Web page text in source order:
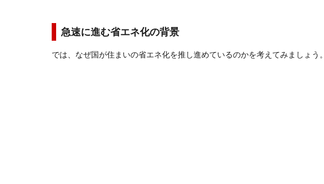
急速に進む省エネ化の背景
では、なぜ国が住まいの省エネ化を推し進めているのかを考えてみましょう。